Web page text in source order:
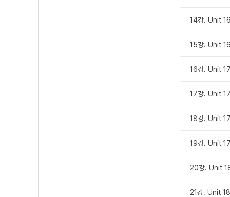
14강. Unit
15강. Unit
16강. Unit
17강. Unit
18강. Unit
19강. Unit
20강. Unit
21강. Unit